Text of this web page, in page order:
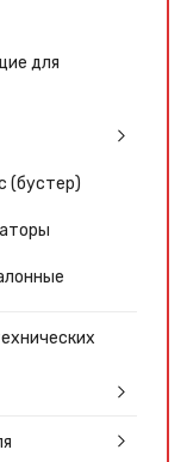
для
(бустер)